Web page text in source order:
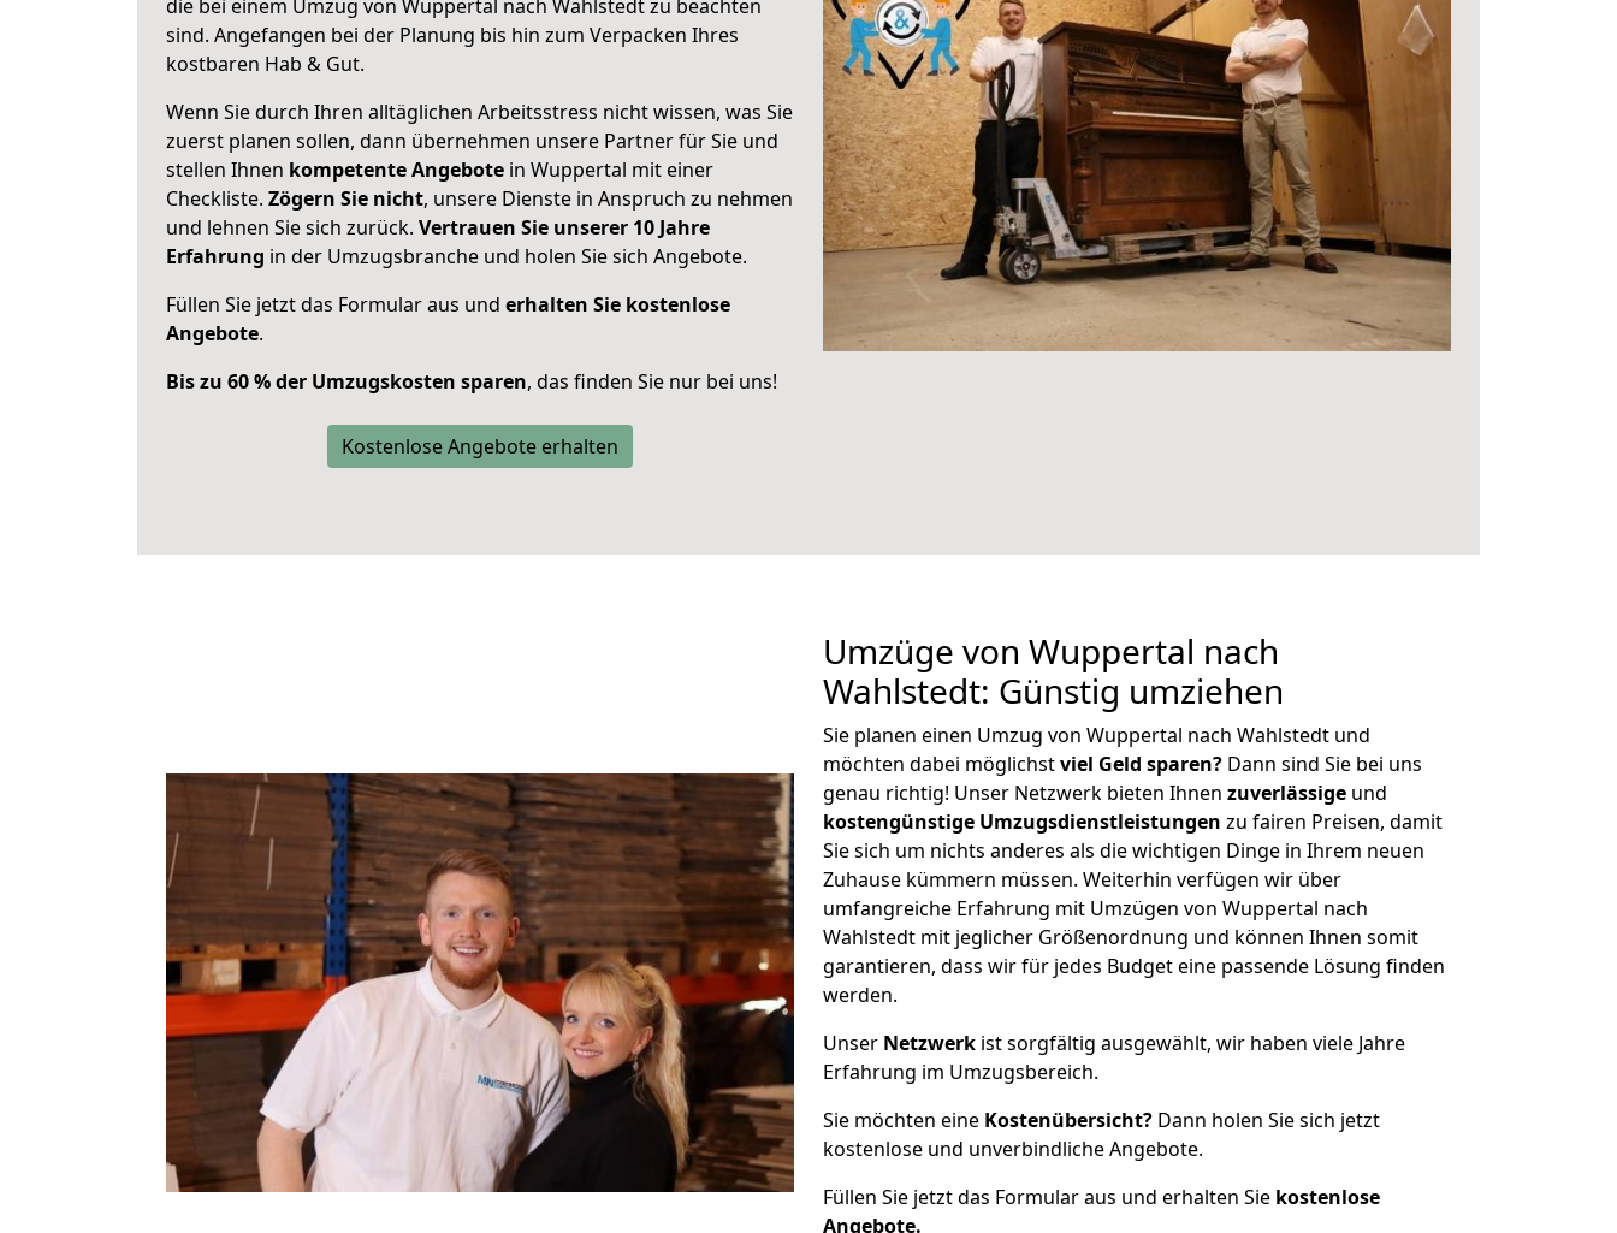
die bei einem Umzug von Wuppertal nach Wahlstedt zu beachten
sind. Angefangen bei der Planung bis hin zum Verpacken Ihres
kostbaren Hab & Gut.
Wenn Sie durch Ihren alltäglichen Arbeitsstress nicht wissen, was Sie
zuerst planen sollen, dann übernehmen unsere Partner für Sie und
stellen Ihnen kompetente Angebote in Wuppertal mit einer
Checkliste. Zögern Sie nicht, unsere Dienste in Anspruch zu nehmen
und lehnen Sie sich zurück. Vertrauen Sie unserer 10 Jahre
Erfahrung in der Umzugsbranche und holen Sie sich Angebote.
Füllen Sie jetzt das Formular aus und erhalten Sie kostenlose
Angebote.
Bis zu 60 % der Umzugskosten sparen, das finden Sie nur bei uns!
Kostenlose Angebote erhalten
Umzüge von Wuppertal nach
Wahlstedt: Günstig umziehen
Sie planen einen Umzug von Wuppertal nach Wahlstedt und
möchten dabei möglichstviel Geld sparen? Dann sind Sie bei uns
genau richtig! Unser Netzwerk bieten Ihnen zuverlässige und
kostengünstige Umzugsdienstleistungen zu fairen Preisen, damit
Sie sich um nichts anderes als die wichtigen Dinge in Ihrem neuen
Zuhause kümmern müssen. Weiterhin verfügen wir über
umfangreiche Erfahrung mit Umzügen von Wuppertal nach
Wahlstedt mit jeglicher Größenordnung und können Ihnen somit
garantieren, dass wir für jedes Budget eine passende Lösung finden
werden.
Unser Netzwerk ist sorgfältig ausgewählt, wir haben viele Jahre
Erfahrung im Umzugsbereich.
Sie möchten eine Kostenübersicht? Dann holen Sie sich jetzt
kostenlose und unverbindliche Angebote.
Füllen Sie jetzt das Formular aus und erhalten Sie kostenlose
Angebote.